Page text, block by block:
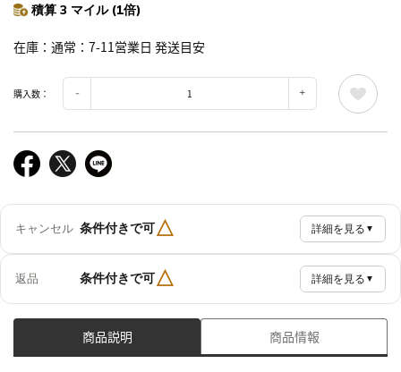
積算 3 マイル (1倍)
在庫 通常：7-11営業日 発送目安
購入数：
キャンセル 条件付きで可△ 詳細を見る ▼
返品 条件付きで可△ 詳細を見る ▼
商品説明 商品情報